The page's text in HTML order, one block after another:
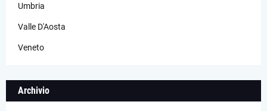
Umbria
Valle D'Aosta
Veneto
Archivio